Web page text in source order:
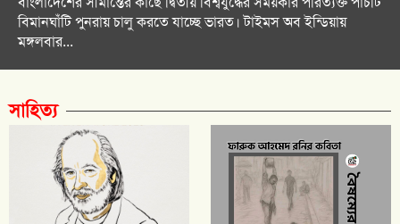
বিমানঘাঁটি পুনরায় চালু করতে যাচ্ছে ভারত। টাইমস অব ইন্ডিয়ায়
মঙ্গলবার...
সাহিত্য